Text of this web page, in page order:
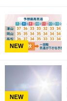
NEW
NEW